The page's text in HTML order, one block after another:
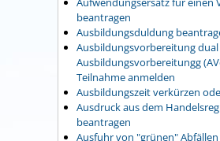
beantragen
Ausbildungsduldung
Ausbildungsvorbereitung
Ausbildungsvorbereitungg
Teilnahme anmelden
Ausbildungszeit verkürzen
Ausdruck aus dem
beantragen
Ausfuhr von "grünen"